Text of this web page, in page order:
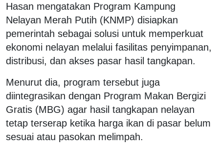
Hasan mengatakan Program Kampung
Nelayan Merah Putih (KNMP) disiapkan
pemerintah sebagai solusi untuk memperkuat
ekonomi nelayan melalui fasilitas penyimpanan,
distribusi, dan akses pasar hasil tangkapan.
Menurut dia, program tersebut juga
diintegrasikan dengan Program Makan Bergizi
Gratis (MBG) agar hasil tangkapan nelayan
tetap terserap ketika harga ikan di pasar belum
sesuai atau pasokan melimpah.